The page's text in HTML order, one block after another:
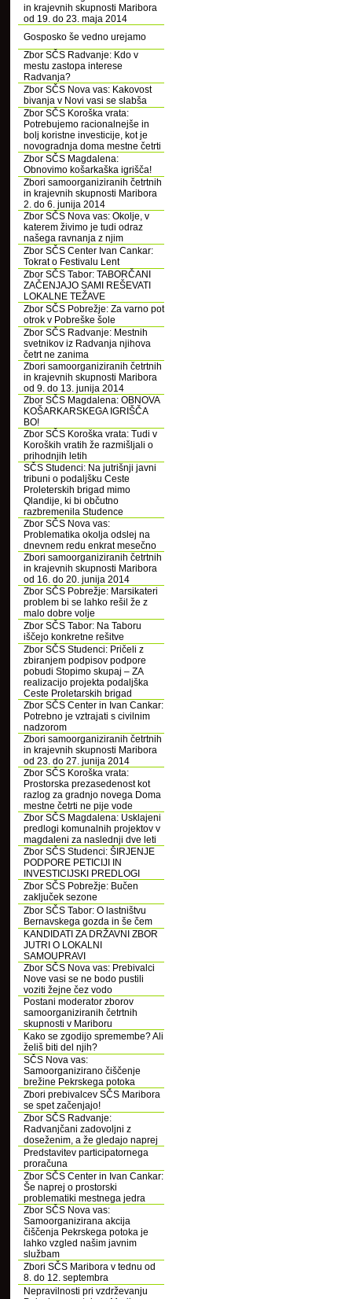
in krajevnih skupnosti Maribora
od 19. do 23. maja 2014
Gosposko še vedno urejamo
Zbor SČS Radvanje: Kdo v
mestu zastopa interese
Radvanja?
Zbor SČS Nova vas: Kakovost
bivanja v Novi vasi se slabša
Zbor SČS Koroška vrata:
Potrebujemo racionalnejše in
bolj koristne investicije, kot je
novogradnja doma mestne četrti
Zbor SČS Magdalena:
Obnovimo košarkaška igrišča!
Zbori samoorganiziranih četrtnih
in krajevnih skupnosti Maribora
2. do 6. junija 2014
Zbor SČS Nova vas: Okolje, v
katerem živimo je tudi odraz
našega ravnanja z njim
Zbor SČS Center Ivan Cankar:
Tokrat o Festivalu Lent
Zbor SČS Tabor: TABORČANI
ZAČENJAJO SAMI REŠEVATI
LOKALNE TEŽAVE
Zbor SČS Pobrežje: Za varno pot
otrok v Pobreške šole
Zbor SČS Radvanje: Mestnih
svetnikov iz Radvanja njihova
četrt ne zanima
Zbori samoorganiziranih četrtnih
in krajevnih skupnosti Maribora
od 9. do 13. junija 2014
Zbor SČS Magdalena: OBNOVA
KOŠARKARSKEGA IGRIŠČA
BO!
Zbor SČS Koroška vrata: Tudi v
Koroških vratih že razmišljali o
prihodnjih letih
SČS Studenci: Na jutrišnji javni
tribuni o podaljšku Ceste
Proleterskih brigad mimo
Qlandije, ki bi občutno
razbremenila Studence
Zbor SČS Nova vas:
Problematika okolja odslej na
dnevnem redu enkrat mesečno
Zbori samoorganiziranih četrtnih
in krajevnih skupnosti Maribora
od 16. do 20. junija 2014
Zbor SČS Pobrežje: Marsikateri
problem bi se lahko rešil že z
malo dobre volje
Zbor SČS Tabor: Na Taboru
iščejo konkretne rešitve
Zbor SČS Studenci: Pričeli z
zbiranjem podpisov podpore
pobudi Stopimo skupaj – ZA
realizacijo projekta podaljška
Ceste Proletarskih brigad
Zbor SČS Center in Ivan Cankar:
Potrebno je vztrajati s civilnim
nadzorom
Zbori samoorganiziranih četrtnih
in krajevnih skupnosti Maribora
od 23. do 27. junija 2014
Zbor SČS Koroška vrata:
Prostorska prezasedenost kot
razlog za gradnjo novega Doma
mestne četrti ne pije vode
Zbor SČS Magdalena: Usklajeni
predlogi komunalnih projektov v
magdaleni za naslednji dve leti
Zbor SČS Studenci: ŠIRJENJE
PODPORE PETICIJI IN
INVESTICIJSKI PREDLOGI
Zbor SČS Pobrežje: Bučen
zaključek sezone
Zbor SČS Tabor: O lastništvu
Bernavskega gozda in še čem
KANDIDATI ZA DRŽAVNI ZBOR
JUTRI O LOKALNI
SAMOUPRAVI
Zbor SČS Nova vas: Prebivalci
Nove vasi se ne bodo pustili
voziti žejne čez vodo
Postani moderator zborov
samoorganiziranih četrtnih
skupnosti v Mariboru
Kako se zgodijo spremembe? Ali
želiš biti del njih?
SČS Nova vas:
Samoorganizirano čiščenje
brežine Pekrskega potoka
Zbori prebivalcev SČS Maribora
se spet začenjajo!
Zbor SČS Radvanje:
Radvanjčani zadovoljni z
doseženim, a že gledajo naprej
Predstavitev participatornega
proračuna
Zbor SČS Center in Ivan Cankar:
Še naprej o prostorski
problematiki mestnega jedra
Zbor SČS Nova vas:
Samoorganizirana akcija
čiščenja Pekrskega potoka je
lahko vzgled našim javnim
službam
Zbori SČS Maribora v tednu od
8. do 12. septembra
Nepravilnosti pri vzdrževanju